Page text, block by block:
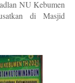
NU Kebumen
di Masjid